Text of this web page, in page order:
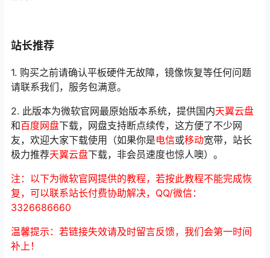
站长推荐
1. 购买之前请确认平板硬件无故障，镜像恢复等任何问题
请联系我们，服务包满意。
2. 此版本为微软官网最原始版本系统，提供国内天翼云盘
和百度网盘下载，网盘支持断点续传，这方便了不少网
友，欢迎大家下载使用（如果你是电信或移动宽带，站长
极力推荐天翼云盘下载，非会员速度也惊人噢）。
注：以下为微软官网提供的教程，若按此教程不能完成恢
复，可以联系站长付费协助解决，QQ/微信：
3326686660
温馨提示：若链接失效请及时留言反馈，我们会第一时间
补上！